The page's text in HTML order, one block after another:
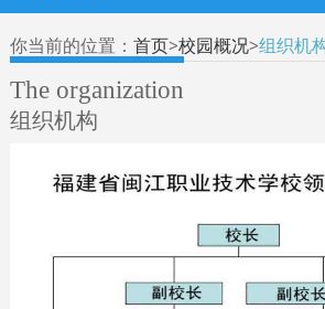
你当前的位置： 首页>校园概况>组织机
The organization
组织机构